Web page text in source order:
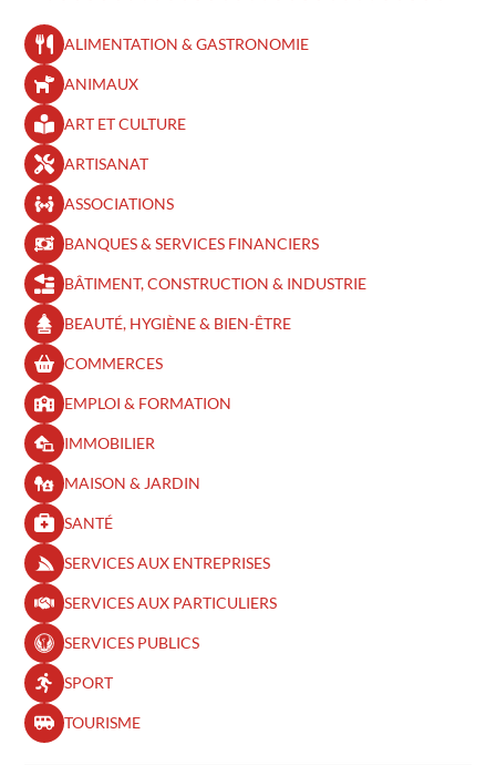
ALIMENTATION & GASTRONOMIE
ANIMAUX
ART ET CULTURE
ARTISANAT
ASSOCIATIONS
BANQUES & SERVICES FINANCIERS
BÂTIMENT, CONSTRUCTION & INDUSTRIE
BEAUTÉ, HYGIÈNE & BIEN-ÊTRE​
COMMERCES
EMPLOI & FORMATION
IMMOBILIER
MAISON & JARDIN
SANTÉ
SERVICES AUX ENTREPRISES
SERVICES AUX PARTICULIERS
SERVICES PUBLICS
SPORT
TOURISME